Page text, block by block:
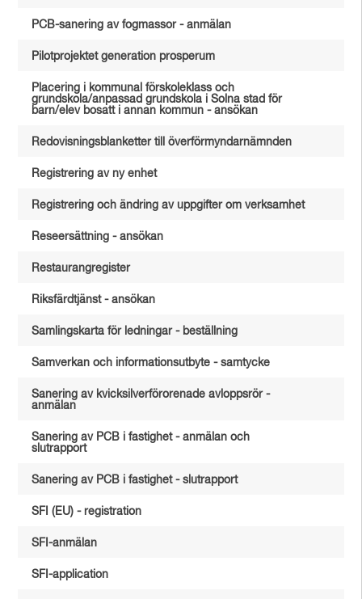
PCB-sanering av fogmassor - anmälan
Pilotprojektet generation prosperum
Placering i kommunal förskoleklass och
grundskola/anpassad grundskola i Solna stad för
barn/elev bosatt i annan kommun - ansökan
Redovisningsblanketter till överförmyndarnämnden
Registrering av ny enhet
Registrering och ändring av uppgifter om verksamhet
Reseersättning - ansökan
Restaurangregister
Riksfärdtjänst - ansökan
Samlingskarta för ledningar - beställning
Samverkan och informationsutbyte - samtycke
Sanering av kvicksilverförorenade avloppsrör -
anmälan
Sanering av PCB i fastighet - anmälan och
slutrapport
Sanering av PCB i fastighet - slutrapport
SFI (EU) - registration
SFI-anmälan
SFI-application